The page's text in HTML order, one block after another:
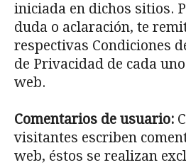
iniciada en dichos sitios.
duda o aclaración, te
respectivas Condiciones
de Privacidad de cada
web.
Comentarios de usuario:
visitantes escriben
web, éstos se realizan